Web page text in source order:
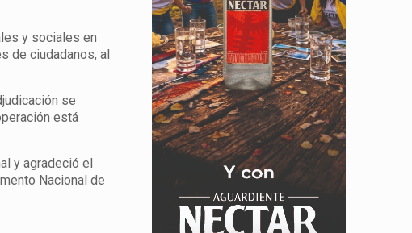
y sociales en
de ciudadanos, al
se
está
y agradeció el
Nacional de